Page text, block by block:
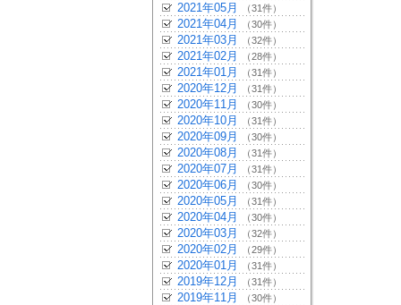
2021年05月 （31件）
2021年04月 （30件）
2021年03月 （32件）
2021年02月 （28件）
2021年01月 （31件）
2020年12月 （31件）
2020年11月 （30件）
2020年10月 （31件）
2020年09月 （30件）
2020年08月 （31件）
2020年07月 （31件）
2020年06月 （30件）
2020年05月 （31件）
2020年04月 （30件）
2020年03月 （32件）
2020年02月 （29件）
2020年01月 （31件）
2019年12月 （31件）
2019年11月 （30件）